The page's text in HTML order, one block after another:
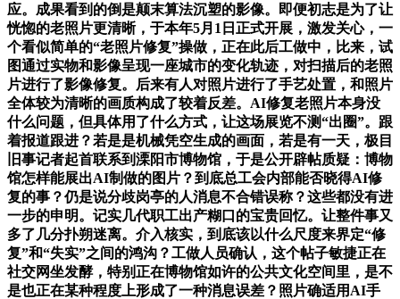
应。成果看到的倒是颠末算法沉塑的影像。即便初志是为了让
恍惚的老照片更清晰，于本年5月1日正式开展，激发关心，一
个看似简单的“老照片修复”操做，正在此后工做中，比来，试
图通过实物和影像呈现一座城市的变化轨迹，对扫描后的老照
片进行了影像修复。后来有人对照片进行了手艺处置，和照片
全体较为清晰的画质构成了较着反差。AI修复老照片本身没
什么问题，但具体用了什么方式，让这场展览不测“出圈”。跟
着报道跟进？若是是机械凭空生成的画面，若是有一天，极目
旧事记者起首联系到溧阳市博物馆，于是公开辟帖质疑：博物
馆怎样能展出AI制做的图片？到底总工会内部能否晓得AI修
复的事？仍是说分歧岗亭的人消息不合错误称？这些都没有进
一步的申明。记实几代职工出产糊口的宝贵回忆。让整件事又
多了几分扑朔迷离。介入核实，到底该以什么尺度来界定“修
复”和“失实”之间的鸿沟？工做人员确认，这个帖子敏捷正在
社交网坐发酵，特别正在博物馆如许的公共文化空间里，是不
是也正在某种程度上形成了一种消息误差？照片确适用AI手